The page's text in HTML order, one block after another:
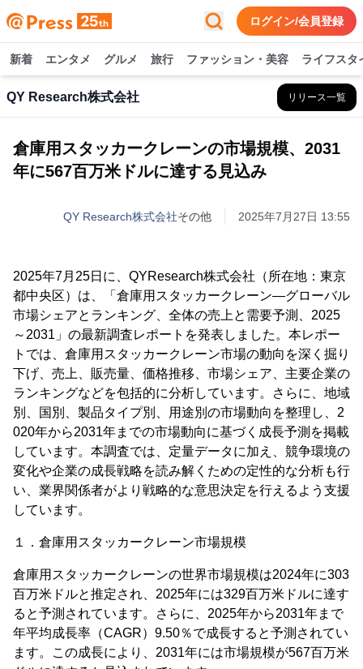
ログイン/会員登録
新着 エンタメ グルメ 旅行 ファッション・美容 ライフスタ
QY Research株式会社 リリース一覧
倉庫用スタッカークレーンの市場規模、2031
年に567百万米ドルに達する見込み
QY Research株式会社その他 2025年7月27日 13:55
2025年7月25日に、QYResearch株式会社（所在地：東京
都中央区）は、「倉庫用スタッカークレーン―グローバル
市場シェアとランキング、全体の売上と需要予測、2025
～2031」の最新調査レポートを発表しました。本レポー
トでは、倉庫用スタッカークレーン市場の動向を深く掘り
下げ、売上、販売量、価格推移、市場シェア、主要企業の
ランキングなどを包括的に分析しています。さらに、地域
別、国別、製品タイプ別、用途別の市場動向を整理し、2
020年から2031年までの市場動向に基づく成長予測を掲載
しています。本調査では、定量データに加え、競争環境の
変化や企業の成長戦略を読み解くための定性的な分析も行
い、業界関係者がより戦略的な意思決定を行えるよう支援
しています。
１．倉庫用スタッカークレーン市場規模
倉庫用スタッカークレーンの世界市場規模は2024年に303
百万米ドルと推定され、2025年には329百万米ドルに達す
ると予測されています。さらに、2025年から2031年まで
年平均成長率（CAGR）9.50％で成長すると予測されてい
ます。この成長により、2031年には市場規模が567百万米